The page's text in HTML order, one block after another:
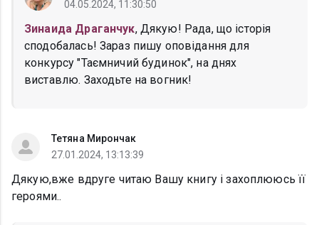
04.05.2024, 11:30:50
Зинаида Драганчук, Дякую! Рада, що історія
сподобалась! Зараз пишу оповідання для
конкурсу "Таємничий будинок", на днях
виставлю. Заходьте на вогник!
Тетяна Мирончак
27.01.2024, 13:13:39
Дякую,вже вдруге читаю Вашу книгу і захоплююсь її
героями..